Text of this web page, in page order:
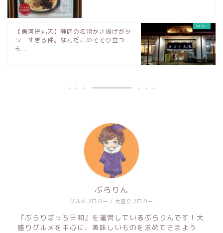
【魚河岸丸天】静岡の名物かき揚げがタ
ワーすぎる件。なんだこのそそり立つ
も...
グルメブロガー / 大盛りブロガー
ぶらりん
『ぶらりぼっち日和』を運営しているぶらりんです！大
盛りグルメを中心に、美味しいものを求めてさまよう